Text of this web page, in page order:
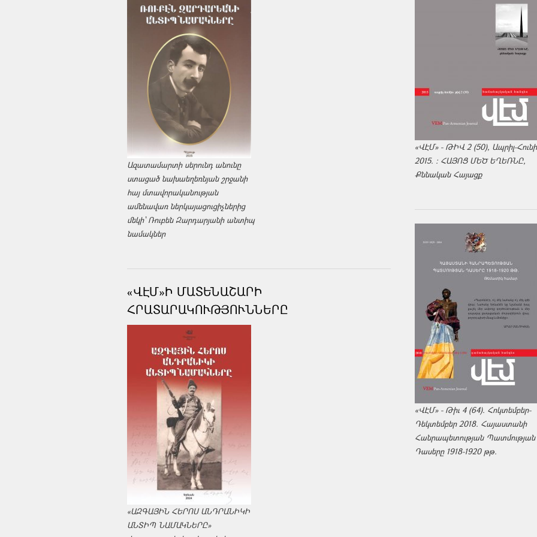
Ազատամարտի սերունդ անունը
ստացած նախաեղեռնյան շրջանի
հայ մտավորականության
ամենավառ ներկայացուցիչներից
մեկի՝ Ռուբեն Զարդարյանի անտիպ
նամակներ
«ՎԷՄ»Ի ՄԱՏԵՆԱՇԱՐԻ
ՀՐԱՏԱՐԱԿՈՒԹՅՈՒՆՆԵՐԸ
«ԱԶԳԱՅԻՆ ՀԵՐՈՍ ԱՆԴՐԱՆԻԿԻ
ԱՆՏԻՊ ՆԱՄԱԿՆԵՐԸ»
«ՎԷՄ» - ԹԻՎ 2 (50), Ապրիլ-
2015. : ՀԱՅՈՑ ՄԵԾ ԵՂԵՌՆԸ,
Քննական Հայացք
«ՎԷՄ» - Թիւ 4 (64). Հոկտեմբեր-
Դեկտեմբեր 2018. Հայաստանի
Հանրապետության Պատմության
Դասերը 1918-1920 թթ.